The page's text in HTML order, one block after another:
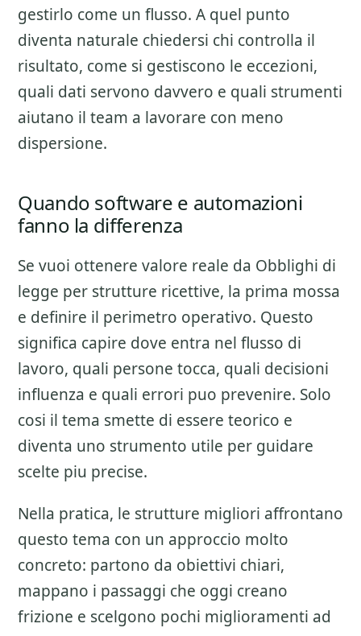
gestirlo come un flusso. A quel punto
diventa naturale chiedersi chi controlla il
risultato, come si gestiscono le eccezioni,
quali dati servono davvero e quali strumenti
aiutano il team a lavorare con meno
dispersione.
Quando software e automazioni
fanno la differenza
Se vuoi ottenere valore reale da Obblighi di
legge per strutture ricettive, la prima mossa
e definire il perimetro operativo. Questo
significa capire dove entra nel flusso di
lavoro, quali persone tocca, quali decisioni
influenza e quali errori puo prevenire. Solo
cosi il tema smette di essere teorico e
diventa uno strumento utile per guidare
scelte piu precise.
Nella pratica, le strutture migliori affrontano
questo tema con un approccio molto
concreto: partono da obiettivi chiari,
mappano i passaggi che oggi creano
frizione e scelgono pochi miglioramenti ad